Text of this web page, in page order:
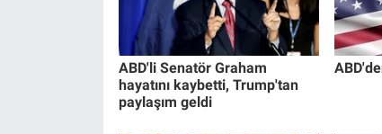
ABD'li Senatör Graham
hayatını kaybetti, Trump'tan
paylaşım geldi